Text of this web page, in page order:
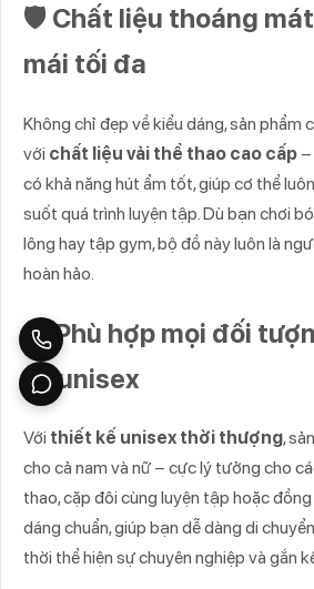
🛡️ Chất liệu thoáng
mái tối đa
Không chỉ đẹp về kiểu dáng, sản phẩm
với chất liệu vải thể thao cao cấp –
có khả năng hút ẩm tốt, giúp cơ thể
suốt quá trình luyện tập. Dù bạn chơi
lông hay tập gym, bộ đồ này luôn là
hoàn hảo.
🔄 Phù hợp mọi đối
kế unisex
Với thiết kế unisex thời thượng,
cho cả nam và nữ – cực lý tưởng cho
thao, cặp đôi cùng luyện tập hoặc
dáng chuẩn, giúp bạn dễ dàng di
thời thể hiện sự chuyên nghiệp và gắn